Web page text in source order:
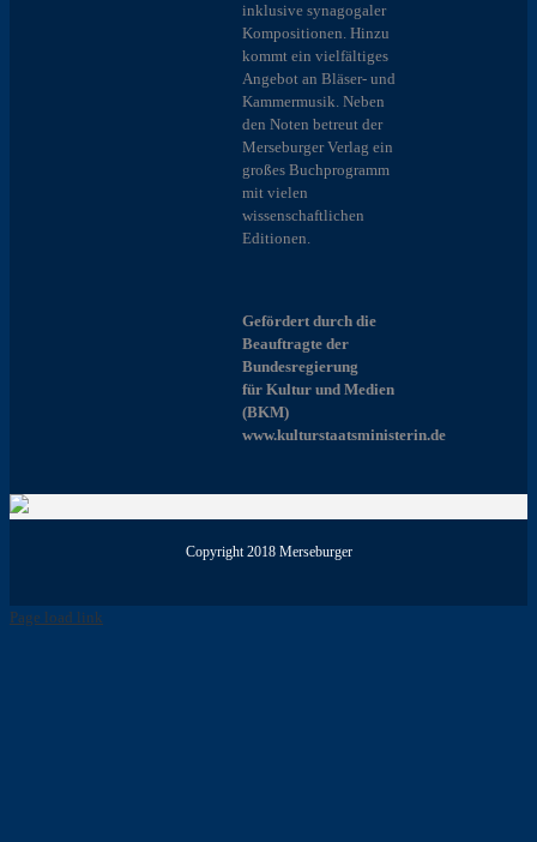
inklusive synagogaler
Kompositionen. Hinzu
kommt ein vielfältiges
Angebot an Bläser- und
Kammermusik. Neben
den Noten betreut der
Merseburger Verlag ein
großes Buchprogramm
mit vielen
wissenschaftlichen
Editionen.
Gefördert durch die
Beauftragte der
Bundesregierung
für Kultur und Medien
(BKM)
www.kulturstaatsministerin.de
Copyright 2018 Merseburger
Page load link